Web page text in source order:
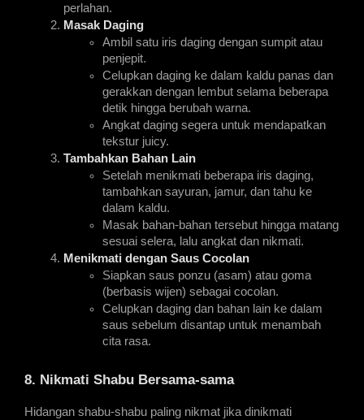
perlahan.
Masak Daging
Ambil satu iris daging dengan sumpit atau
penjepit.
Celupkan daging ke dalam kaldu panas dan
gerakkan dengan lembut selama beberapa
detik hingga berubah warna.
Angkat daging segera untuk mendapatkan
tekstur juicy.
Tambahkan Bahan Lain
Setelah menikmati beberapa iris daging,
tambahkan sayuran, jamur, dan tahu ke
dalam kaldu.
Masak bahan-bahan tersebut hingga matang
sesuai selera, lalu angkat dan nikmati.
Menikmati dengan Saus Cocolan
Siapkan saus ponzu (asam) atau goma
(berbasis wijen) sebagai cocolan.
Celupkan daging dan bahan lain ke dalam
saus sebelum disantap untuk menambah
cita rasa.
8. Nikmati Shabu Bersama-sama
Hidangan shabu-shabu paling nikmat jika dinikmati